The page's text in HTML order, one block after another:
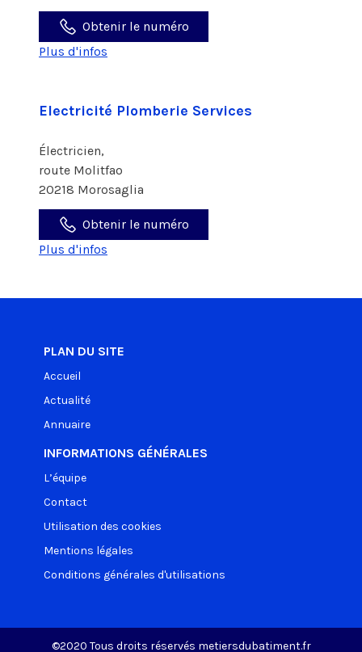
Obtenir le numéro
Plus d'infos
Electricité Plomberie Services
Électricien,
route Molitfao
20218 Morosaglia
Obtenir le numéro
Plus d'infos
PLAN DU SITE
Accueil
Actualité
Annuaire
INFORMATIONS GÉNÉRALES
L’équipe
Contact
Utilisation des cookies
Mentions légales
Conditions générales d'utilisations
©2020 Tous droits réservés metiersdubatiment.fr